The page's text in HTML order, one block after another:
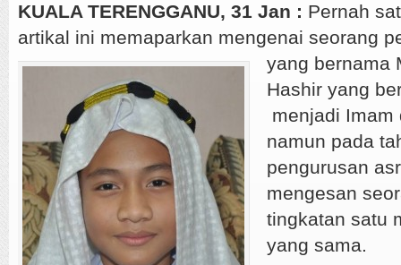
KUALA TERENGGANU, 31 Jan : Pernah
artikal ini memaparkan mengenai seorang
yang bernama
Hashir yang
menjadi Imam
namun pada
pengurusan
mengesan
tingkatan satu
yang sama.